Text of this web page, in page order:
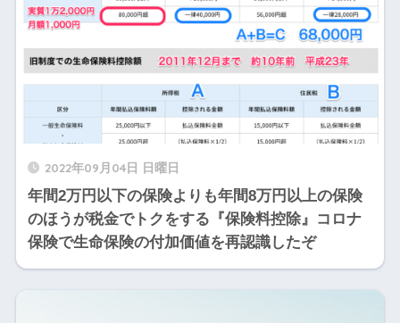
2022年09月04日 日曜日
年間2万円以下の保険よりも年間8万円以上の保険
のほうが税金でトクをする『保険料控除』コロナ
保険で生命保険の付加価値を再認識したぞ